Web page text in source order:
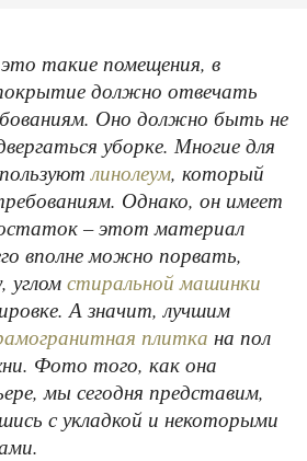
такие помещения, в
должно отвечать
Оно должно быть не
уборке. Многие для
линолеум, который
Однако, он имеет
– этот материал
вполне можно порвать,
углом стиральной машинки
А значит, лучшим
плитка на пол
Фото того, как она
мы сегодня представим,
с укладкой и некоторыми